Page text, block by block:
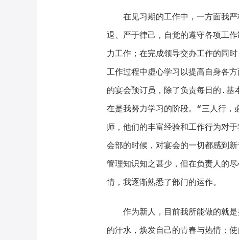
在见习期的工作中，一方面我严
退、严于律己，自觉的遵守各项工
力工作；在完成领导交办工作的同
工作过程中虚心学习以提高自身各
的宴会预订员，除了负责每日的.基
在是我努力学习的阶段。“三人行，
师，他们的丰富经验和工作行为对
会部的时候，对宴会的一切都感到
管理知识知之甚少，但在负责人的
情，我逐渐熟悉了部门的运作。
作为新人，目前我所能做的就是
的汗水，焕发自己的青春与热情；